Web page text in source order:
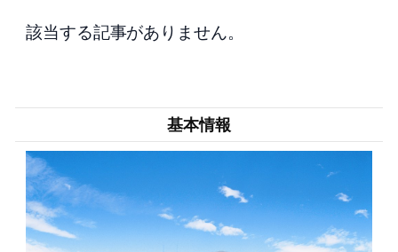
該当する記事がありません。
基本情報